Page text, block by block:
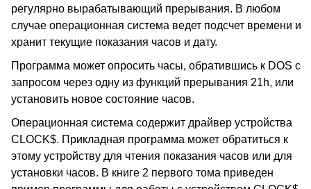
регулярно вырабатывающий прерывания. В любом
случае операционная система ведет подсчет времени и
хранит текущие показания часов и дату.
Программа может опросить часы, обратившись к DOS с
запросом через одну из функций прерывания 21h, или
установить новое состояние часов.
Операционная система содержит драйвер устройства
CLOCK$. Прикладная программа может обратиться к
этому устройству для чтения показания часов или для
установки часов. В книге 2 первого тома приведен